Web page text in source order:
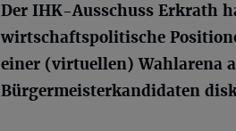
Der IHK-Ausschuss Erkrath
wirtschaftspolitische
einer (virtuellen) Wahlarena
Bürgermeisterkandidaten